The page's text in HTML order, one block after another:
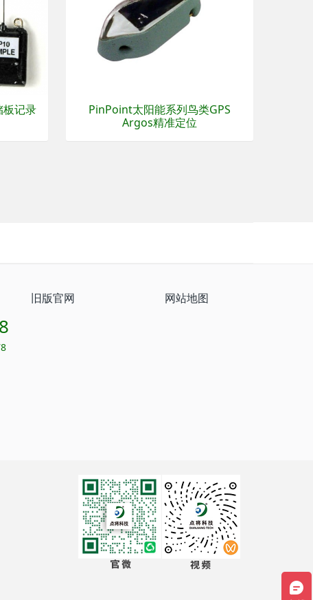
板记录
PinPoint太阳能系列鸟类GPS
Argos精准定位
旧版官网 网站地图